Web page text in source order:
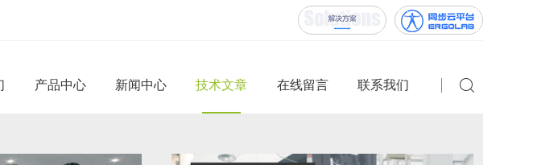
产品中心 新闻中心 技术文章 在线留言 联系我们